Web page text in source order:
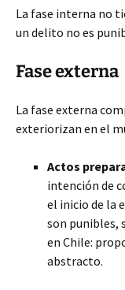
La fase interna no
un delito no es
Fase externa
La fase externa
exteriorizan en el
Actos
intención de
el inicio de la
son punibles,
en Chile:
abstracto.